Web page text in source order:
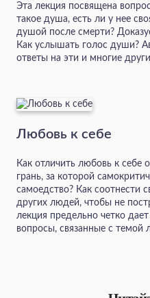
Эта лекция посвящена
такое душа, есть ли у нее
душой после смерти?
Как услышать голос души?
ответы на эти и многие
Любовь к себе
Как отличить любовь к себе
грань, за которой
самоедство? Как соотнести
других людей, чтобы не
лекция предельно четко
вопросы, связанные с темой